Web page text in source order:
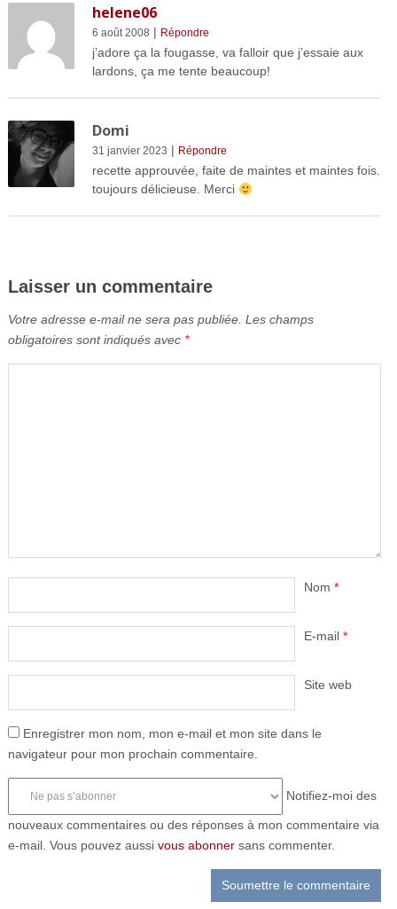
helene06
6 août 2008 | Répondre
j’adore ça la fougasse, va falloir que j’essaie aux
lardons, ça me tente beaucoup!
Domi
31 janvier 2023 | Répondre
recette approuvée, faite de maintes et maintes fois.
toujours délicieuse. Merci
Laisser un commentaire
Votre adresse e-mail ne sera pas publiée. Les champs
obligatoires sont indiqués avec *
Nom *
E-mail *
Site web
Enregistrer mon nom, mon e-mail et mon site dans le
navigateur pour mon prochain commentaire.
Notifiez-moi des
nouveaux commentaires ou des réponses à mon commentaire via
e-mail. Vous pouvez aussi vous abonnersans commenter.